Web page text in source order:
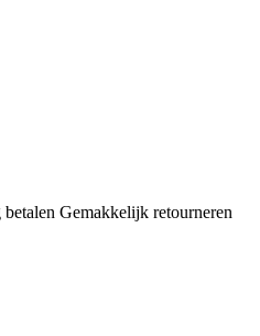
Gemakkelijk retourneren